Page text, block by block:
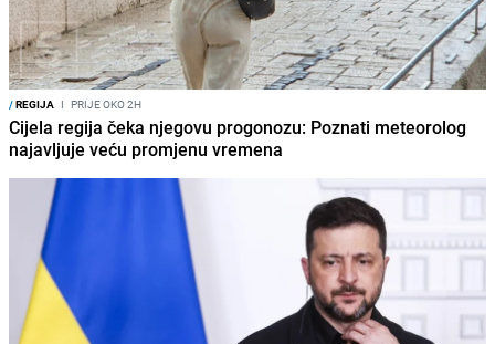
/REGIJA I PRIJE OKO 2H
Cijela regija čeka njegovu progonozu: Poznati meteorolog
najavljuje veću promjenu vremena